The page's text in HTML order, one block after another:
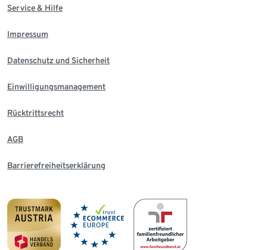
Service & Hilfe
Impressum
Datenschutz und Sicherheit
Einwilligungsmanagement
Rücktrittsrecht
AGB
Barrierefreiheitserklärung